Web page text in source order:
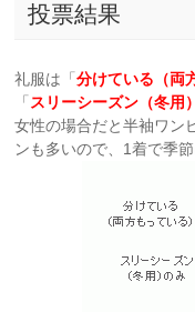
投票結果
礼服は「分けている（両
「 スリーシーズン（冬用
女性の場合だと半袖ワン
ンも多いので、1着で季